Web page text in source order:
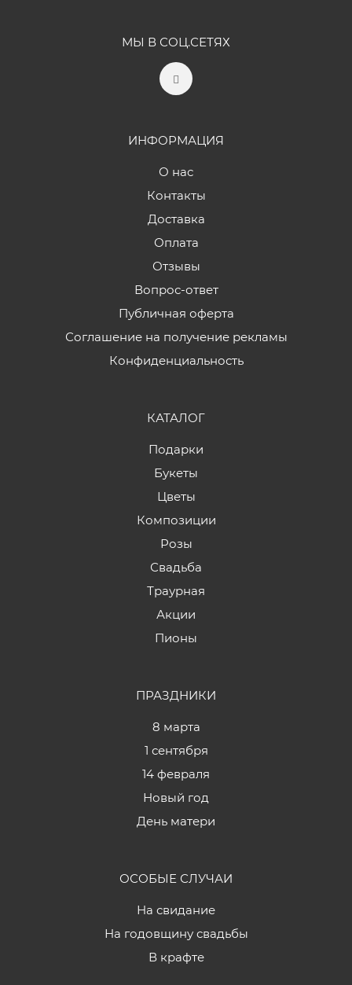
МЫ В СОЦ.СЕТЯХ
ИНФОРМАЦИЯ
О нас
Контакты
Доставка
Оплата
Отзывы
Вопрос-ответ
Публичная оферта
Соглашение на получение рекламы
Конфиденциальность
КАТАЛОГ
Подарки
Букеты
Цветы
Композиции
Розы
Свадьба
Траурная
Акции
Пионы
ПРАЗДНИКИ
8 марта
1 сентября
14 февраля
Новый год
День матери
ОСОБЫЕ СЛУЧАИ
На свидание
На годовщину свадьбы
В крафте